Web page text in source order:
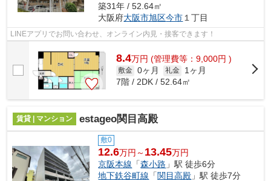
築31年 / 52.64㎡
大阪府大阪市旭区今市 １丁目
LINEアプリでお問い合わせ、オンライン内見・接客できます！
8.4万円 (管理費等：9,000円 )
敷金 0ヶ月 礼金
1ヶ月
7階 / 2DK / 52.64㎡
賃貸 | マンション estageo関目高殿
敷0
12.6万円～ 13.45万円
京阪本線 「森小路 」駅 徒歩6分
地下鉄谷町線 「関目高殿 」駅 徒歩7分